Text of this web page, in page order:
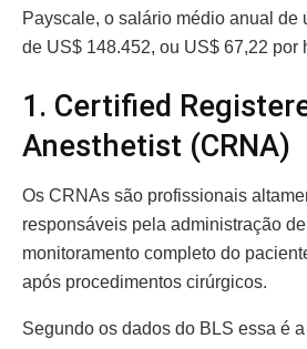
Payscale, o salário médio anual de
de US$ 148.452, ou US$ 67,22 por
1. Certified
Anesthetist (CRNA)
Os CRNAs são profissionais
responsáveis pela administração
monitoramento completo do
após procedimentos cirúrgicos.
Segundo os dados do BLS essa é